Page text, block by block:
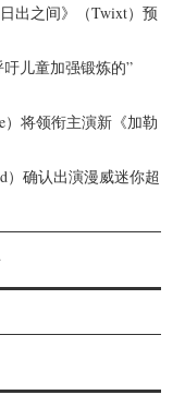
出之间》（Twixt）预
儿童加强锻炼的”
）将领衔主演新《加勒
）确认出演漫威迷你超